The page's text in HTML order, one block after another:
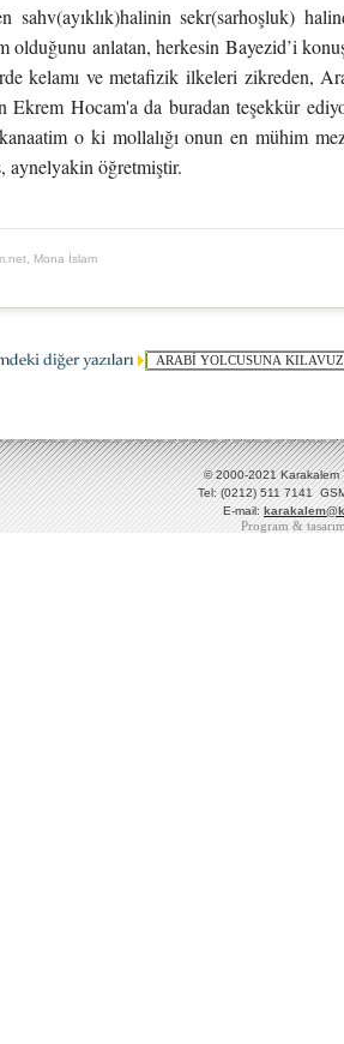
sahv(ayıklık)halinin sekr(sarhoşluk)
olduğunu anlatan, herkesin Bayezid’i
kelamı ve metafizik ilkeleri zikreden,
Ekrem Hocam'a da buradan teşekkür
o ki mollalığı onun en mühim
aynelyakin öğretmiştir.
Mona İslam
© 2000-2021 Karakalem
Tel: (0212) 511 7141
E-mail:
Program &